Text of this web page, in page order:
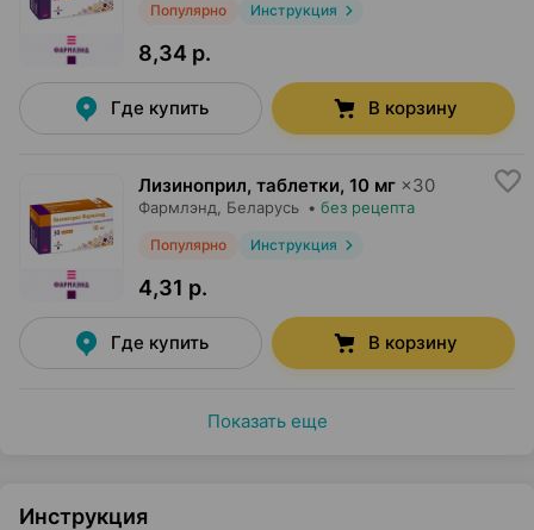
Популярно Инструкция
8,34 р.
Где купить В корзину
Лизиноприл, таблетки, 10 мг ×30
Фармлэнд , Беларусь • без рецепта
Популярно Инструкция
4,31 р.
Где купить В корзину
Показать еще
Инструкция